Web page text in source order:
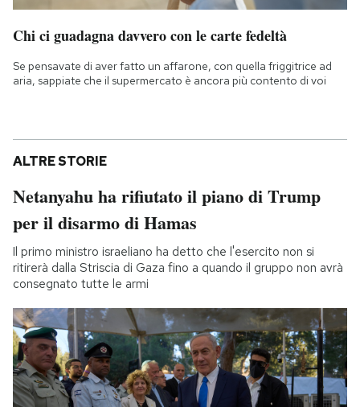
Chi ci guadagna davvero con le carte fedeltà
Se pensavate di aver fatto un affarone, con quella friggitrice ad
aria, sappiate che il supermercato è ancora più contento di voi
ALTRE STORIE
Netanyahu ha rifiutato il piano di Trump
per il disarmo di Hamas
Il primo ministro israeliano ha detto che l'esercito non si
ritirerà dalla Striscia di Gaza fino a quando il gruppo non avrà
consegnato tutte le armi